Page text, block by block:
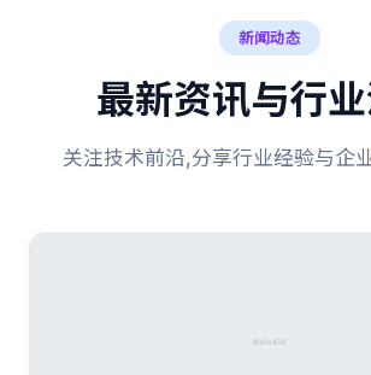
新闻动态
最新资讯与行
关注技术前沿,分享行业经验与企